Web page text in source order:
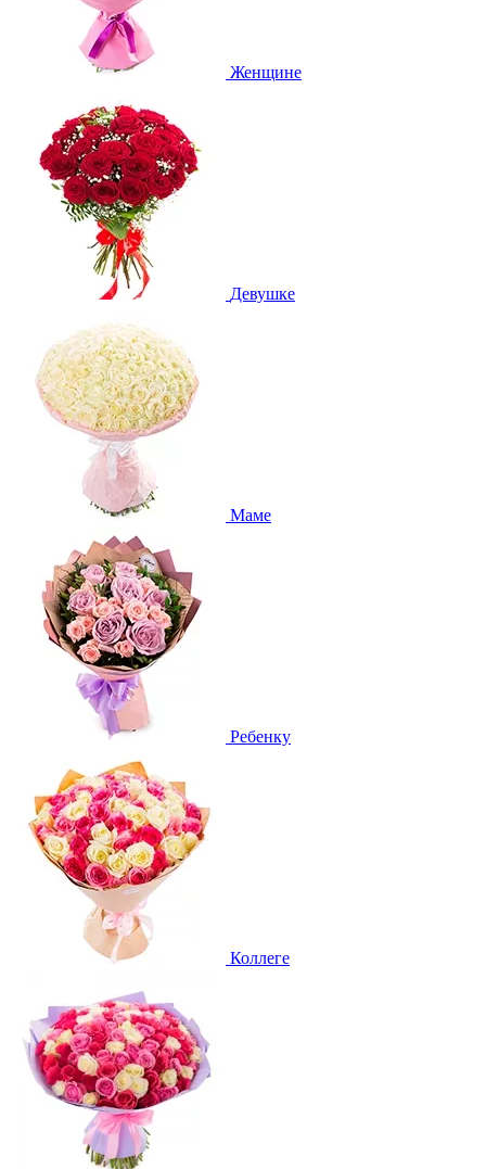
Женщине
Девушке
Маме
Ребенку
Коллеге